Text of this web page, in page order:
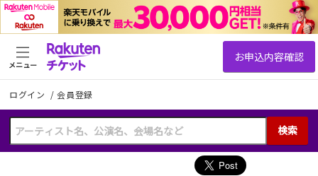
ログイン /会員登録
検索
メニュー